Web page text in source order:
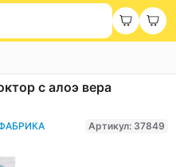
с алоэ вера
Артикул: 37849